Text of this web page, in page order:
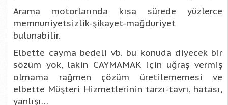
Arama motorlarında kısa sürede yüzlerce
memnuniyetsizlik-şikayet-mağduriyet
bulunabilir.
Elbette cayma bedeli vb. bu konuda diyecek bir
sözüm yok, lakin CAYMAMAK için uğraş vermiş
olmama rağmen çözüm üretilememesi ve
elbette Müşteri Hizmetlerinin tarzı-tavrı, hatası,
yanlışı…